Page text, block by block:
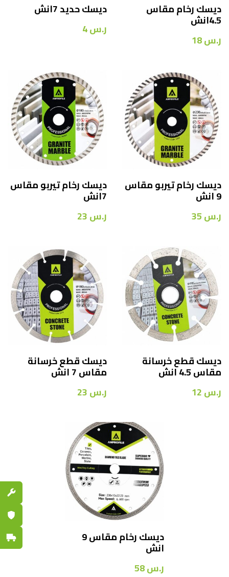
ديسك رخام مقاس
4.5انش
ر.س18
ديسك حديد 7انش
ر.س4
ديسك رخام تيربو مقاس
9 انش
ر.س35
ديسك رخام تيربو مقاس
7انش
ر.س23
ديسك قطع خرسانة
مقاس 4.5 انش
ر.س12
ديسك قطع خرسانة
مقاس 7 انش
ر.س23
ديسك رخام مقاس 9
انش
ر.س58
قطع
ضمان